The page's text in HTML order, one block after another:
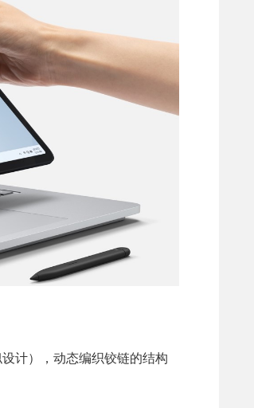
计），动态编织铰链的结构